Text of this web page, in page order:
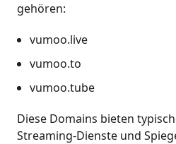
gehören:
vumoo.live
vumoo.to
vumoo.tube
Diese Domains bieten
Streaming-Dienste und